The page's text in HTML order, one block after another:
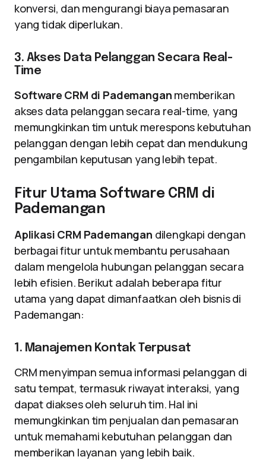
konversi, dan mengurangi biaya pemasaran
yang tidak diperlukan.
3. Akses Data Pelanggan Secara Real-
Time
Software CRM di Pademangan memberikan
akses data pelanggan secara real-time, yang
memungkinkan tim untuk merespons kebutuhan
pelanggan dengan lebih cepat dan mendukung
pengambilan keputusan yang lebih tepat.
Fitur Utama Software CRM di
Pademangan
Aplikasi CRM Pademangan dilengkapi dengan
berbagai fitur untuk membantu perusahaan
dalam mengelola hubungan pelanggan secara
lebih efisien. Berikut adalah beberapa fitur
utama yang dapat dimanfaatkan oleh bisnis di
Pademangan:
1. Manajemen Kontak Terpusat
CRM menyimpan semua informasi pelanggan di
satu tempat, termasuk riwayat interaksi, yang
dapat diakses oleh seluruh tim. Hal ini
memungkinkan tim penjualan dan pemasaran
untuk memahami kebutuhan pelanggan dan
memberikan layanan yang lebih baik.